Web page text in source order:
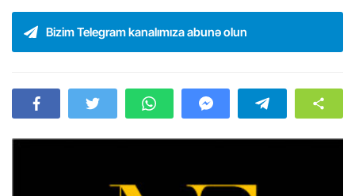
Bizim Telegram kanalımıza abunə olun